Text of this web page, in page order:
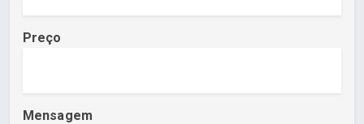
Preço
Mensagem